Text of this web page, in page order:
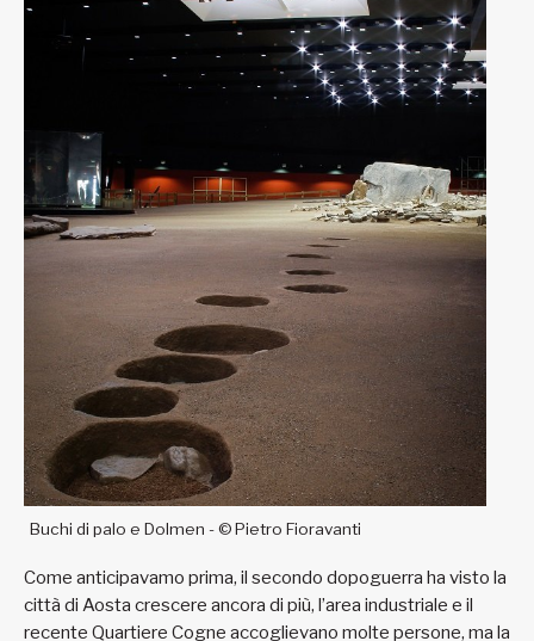
Buchi di palo e Dolmen - © Pietro Fioravanti
Come anticipavamo prima, il secondo dopoguerra ha visto la
città di Aosta crescere ancora di più, l’area industriale e il
recente Quartiere Cogne accoglievano molte persone, ma la